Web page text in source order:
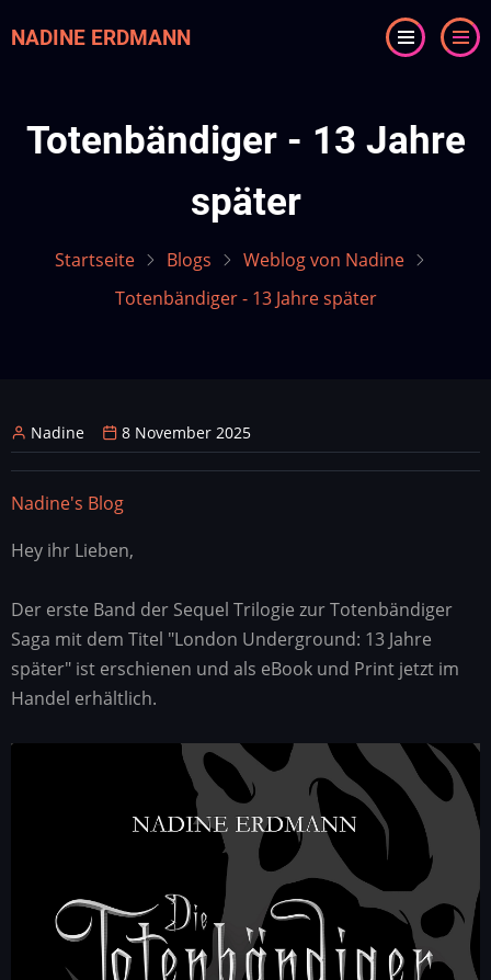
zum
NADINE ERDMANN
Totenbändiger - 13 Jahre
später
Startseite Blogs
Weblog von Nadine
Totenbändiger - 13 Jahre später
Nadine 8 November 2025
Nadine's Blog
Hey ihr Lieben,
Der erste Band der Sequel Trilogie zur Totenbändiger
Saga mit dem Titel "London Underground: 13 Jahre
später" ist erschienen und als eBook und Print jetzt im
Handel erhältlich.